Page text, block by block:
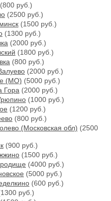
(800 руб.)
(2500 руб.)
(1500 руб.)
(1300 руб.)
(2000 руб.)
(1800 руб.)
(800 руб.)
(2000 руб.)
(МО) (5000 руб.)
Гора (2000 руб.)
(1000 руб.)
(1200 руб.)
(800 руб.)
(Московская обл) (2500
(900 руб.)
(1500 руб.)
(4000 руб.)
(5000 руб.)
(600 руб.)
руб.)